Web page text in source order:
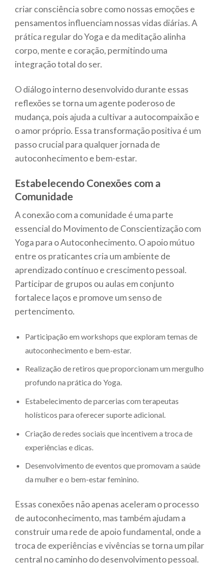
criar consciência sobre como nossas emoções e
pensamentos influenciam nossas vidas diárias. A
prática regular do Yoga e da meditação alinha
corpo, mente e coração, permitindo uma
integração total do ser.
O diálogo interno desenvolvido durante essas
reflexões se torna um agente poderoso de
mudança, pois ajuda a cultivar a autocompaixão e
o amor próprio. Essa transformação positiva é um
passo crucial para qualquer jornada de
autoconhecimento e bem-estar.
Estabelecendo Conexões com a
Comunidade
A conexão com a comunidade é uma parte
essencial do Movimento de Conscientização com
Yoga para o Autoconhecimento. O apoio mútuo
entre os praticantes cria um ambiente de
aprendizado contínuo e crescimento pessoal.
Participar de grupos ou aulas em conjunto
fortalece laços e promove um senso de
pertencimento.
Participação em workshops que exploram temas de
autoconhecimento e bem-estar.
Realização de retiros que proporcionam um mergulho
profundo na prática do Yoga.
Estabelecimento de parcerias com terapeutas
holísticos para oferecer suporte adicional.
Criação de redes sociais que incentivem a troca de
experiências e dicas.
Desenvolvimento de eventos que promovam a saúde
da mulher e o bem-estar feminino.
Essas conexões não apenas aceleram o processo
de autoconhecimento, mas também ajudam a
construir uma rede de apoio fundamental, onde a
troca de experiências e vivências se torna um pilar
central no caminho do desenvolvimento pessoal.